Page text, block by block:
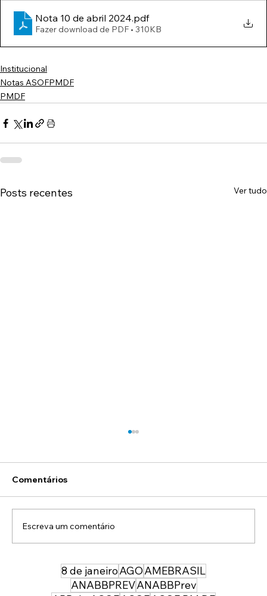
8 de janeiroAGOAMEBRASIL
ANABBPREVANABBPrev
Nota 10 de abril 2024.pdf
Fazer download de PDF • 310KB
Institucional
Notas ASOFPMDF
PMDF
Posts recentes Ver tudo
43 anos depois da sua entrada, temos
uma PMDF mais forte, moderna e
Comentários
Escreva um comentário